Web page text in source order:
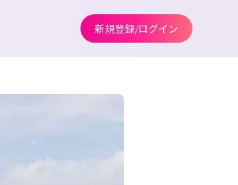
新規登録/ログイン